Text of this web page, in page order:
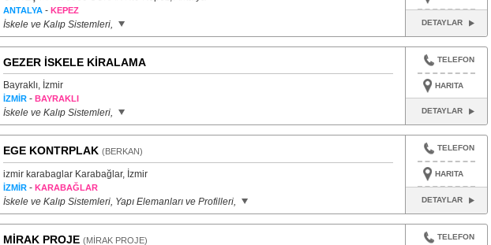
ANTALYA- KEPEZ
İskele ve Kalıp Sistemleri, DETAYLAR
GEZER İSKELE KİRALAMA
Bayraklı, İzmir
İZMİR- BAYRAKLI
İskele ve Kalıp Sistemleri,
TELEFON
HARITA
DETAYLAR
EGE KONTRPLAK (BERKAN)
izmir karabaglar Karabağlar, İzmir
İZMİR- KARABAĞLAR
İskele ve Kalıp Sistemleri, Yapı Elemanları ve Profilleri,
TELEFON
HARITA
DETAYLAR
MİRAK PROJE (MİRAK PROJE) TELEFON